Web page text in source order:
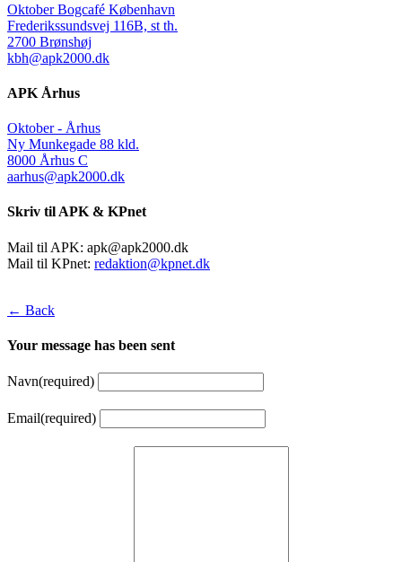
Oktober Bogcafé København
Frederikssundsvej 116B, st th.
2700 Brønshøj
kbh@apk2000.dk
APK Århus
Oktober - Århus
Ny Munkegade 88 kld.
8000 Århus C
aarhus@apk2000.dk
Skriv til APK & KPnet
Mail til APK: apk@apk2000.dk
Mail til KPnet: redaktion@kpnet.dk
← Back
Your message has been sent
Navn(required)
Email(required)